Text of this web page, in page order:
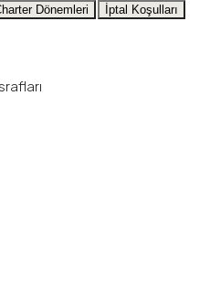
Dönemleri İptal Koşulları